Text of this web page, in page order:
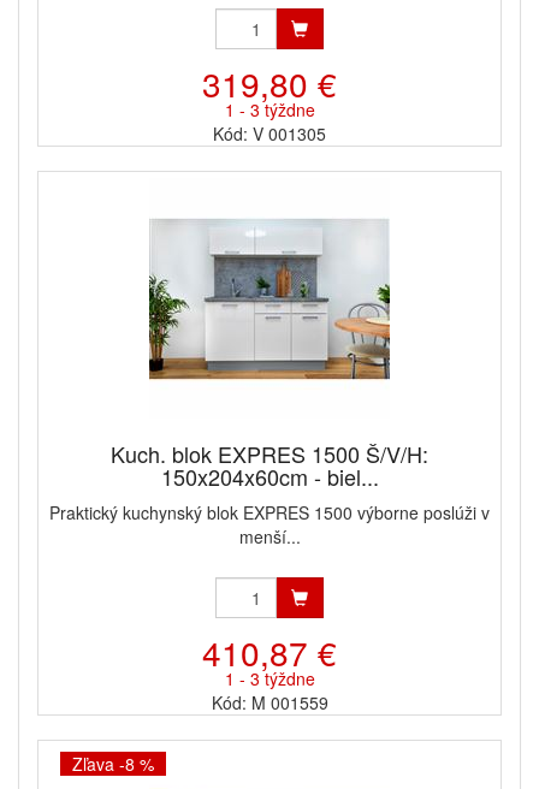
319,80 €
1 - 3 týždne
Kód: V 001305
Kuch. blok EXPRES 1500 Š/V/H:
150x204x60cm - biel...
Praktický kuchynský blok EXPRES 1500 výborne poslúži v
menší...
410,87 €
1 - 3 týždne
Kód: M 001559
Zľava -8 %